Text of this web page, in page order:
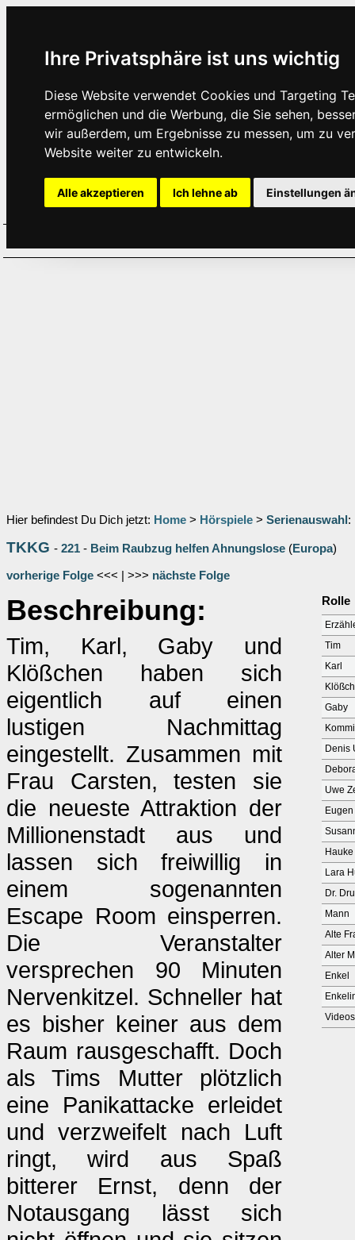
Ihre Privatsphäre ist uns wichtig
Diese Website verwendet Cookies und Targeting
ermöglichen und die Werbung, die Sie sehen,
wir außerdem, um Ergebnisse zu messen, um zu
Website weiter zu entwickeln.
Alle akzeptieren Ich lehne ab Einstellungen
Hier befindest Du Dich jetzt: Home > Hörspiele > Serienauswahl :
TKKG - 221 - Beim Raubzug helfen Ahnungslose (Europa)
vorherige Folge <<< | >>> nächste Folge
Beschreibung:
Tim, Karl, Gaby und
Klößchen haben sich
eigentlich auf einen
lustigen Nachmittag
eingestellt. Zusammen mit
Frau Carsten, testen sie
die neueste Attraktion der
Millionenstadt aus und
lassen sich freiwillig in
einem sogenannten
Escape Room einsperren.
Die Veranstalter
versprechen 90 Minuten
Nervenkitzel. Schneller hat
es bisher keiner aus dem
Raum rausgeschafft. Doch
als Tims Mutter plötzlich
eine Panikattacke erleidet
und verzweifelt nach Luft
ringt, wird aus Spaß
bitterer Ernst, denn der
Notausgang lässt sich
Rolle
Tim
Karl
Gaby
Denis
Uwe
Lara
Dr.
Mann
Alte
Alter
Enkel